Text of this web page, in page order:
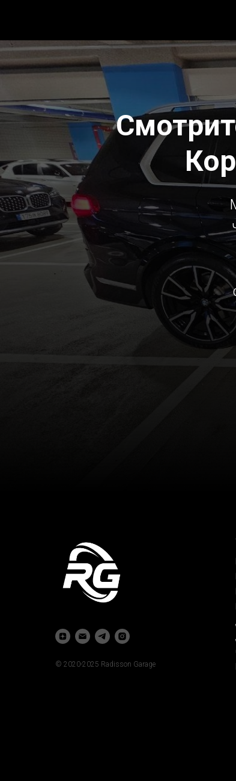
© 2020-2025 Radisson Garage